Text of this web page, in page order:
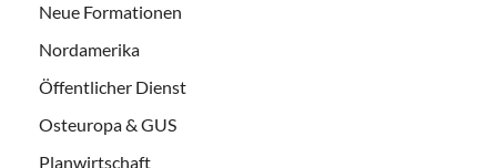
Neue Formationen
Nordamerika
Öffentlicher Dienst
Osteuropa & GUS
Planwirtschaft